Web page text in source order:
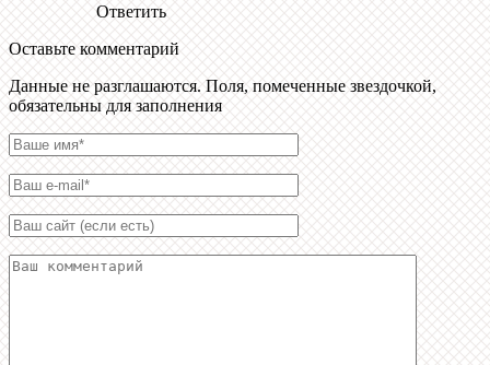
Ответить
Оставьте комментарий
Данные не разглашаются. Поля, помеченные звездочкой,
обязательны для заполнения